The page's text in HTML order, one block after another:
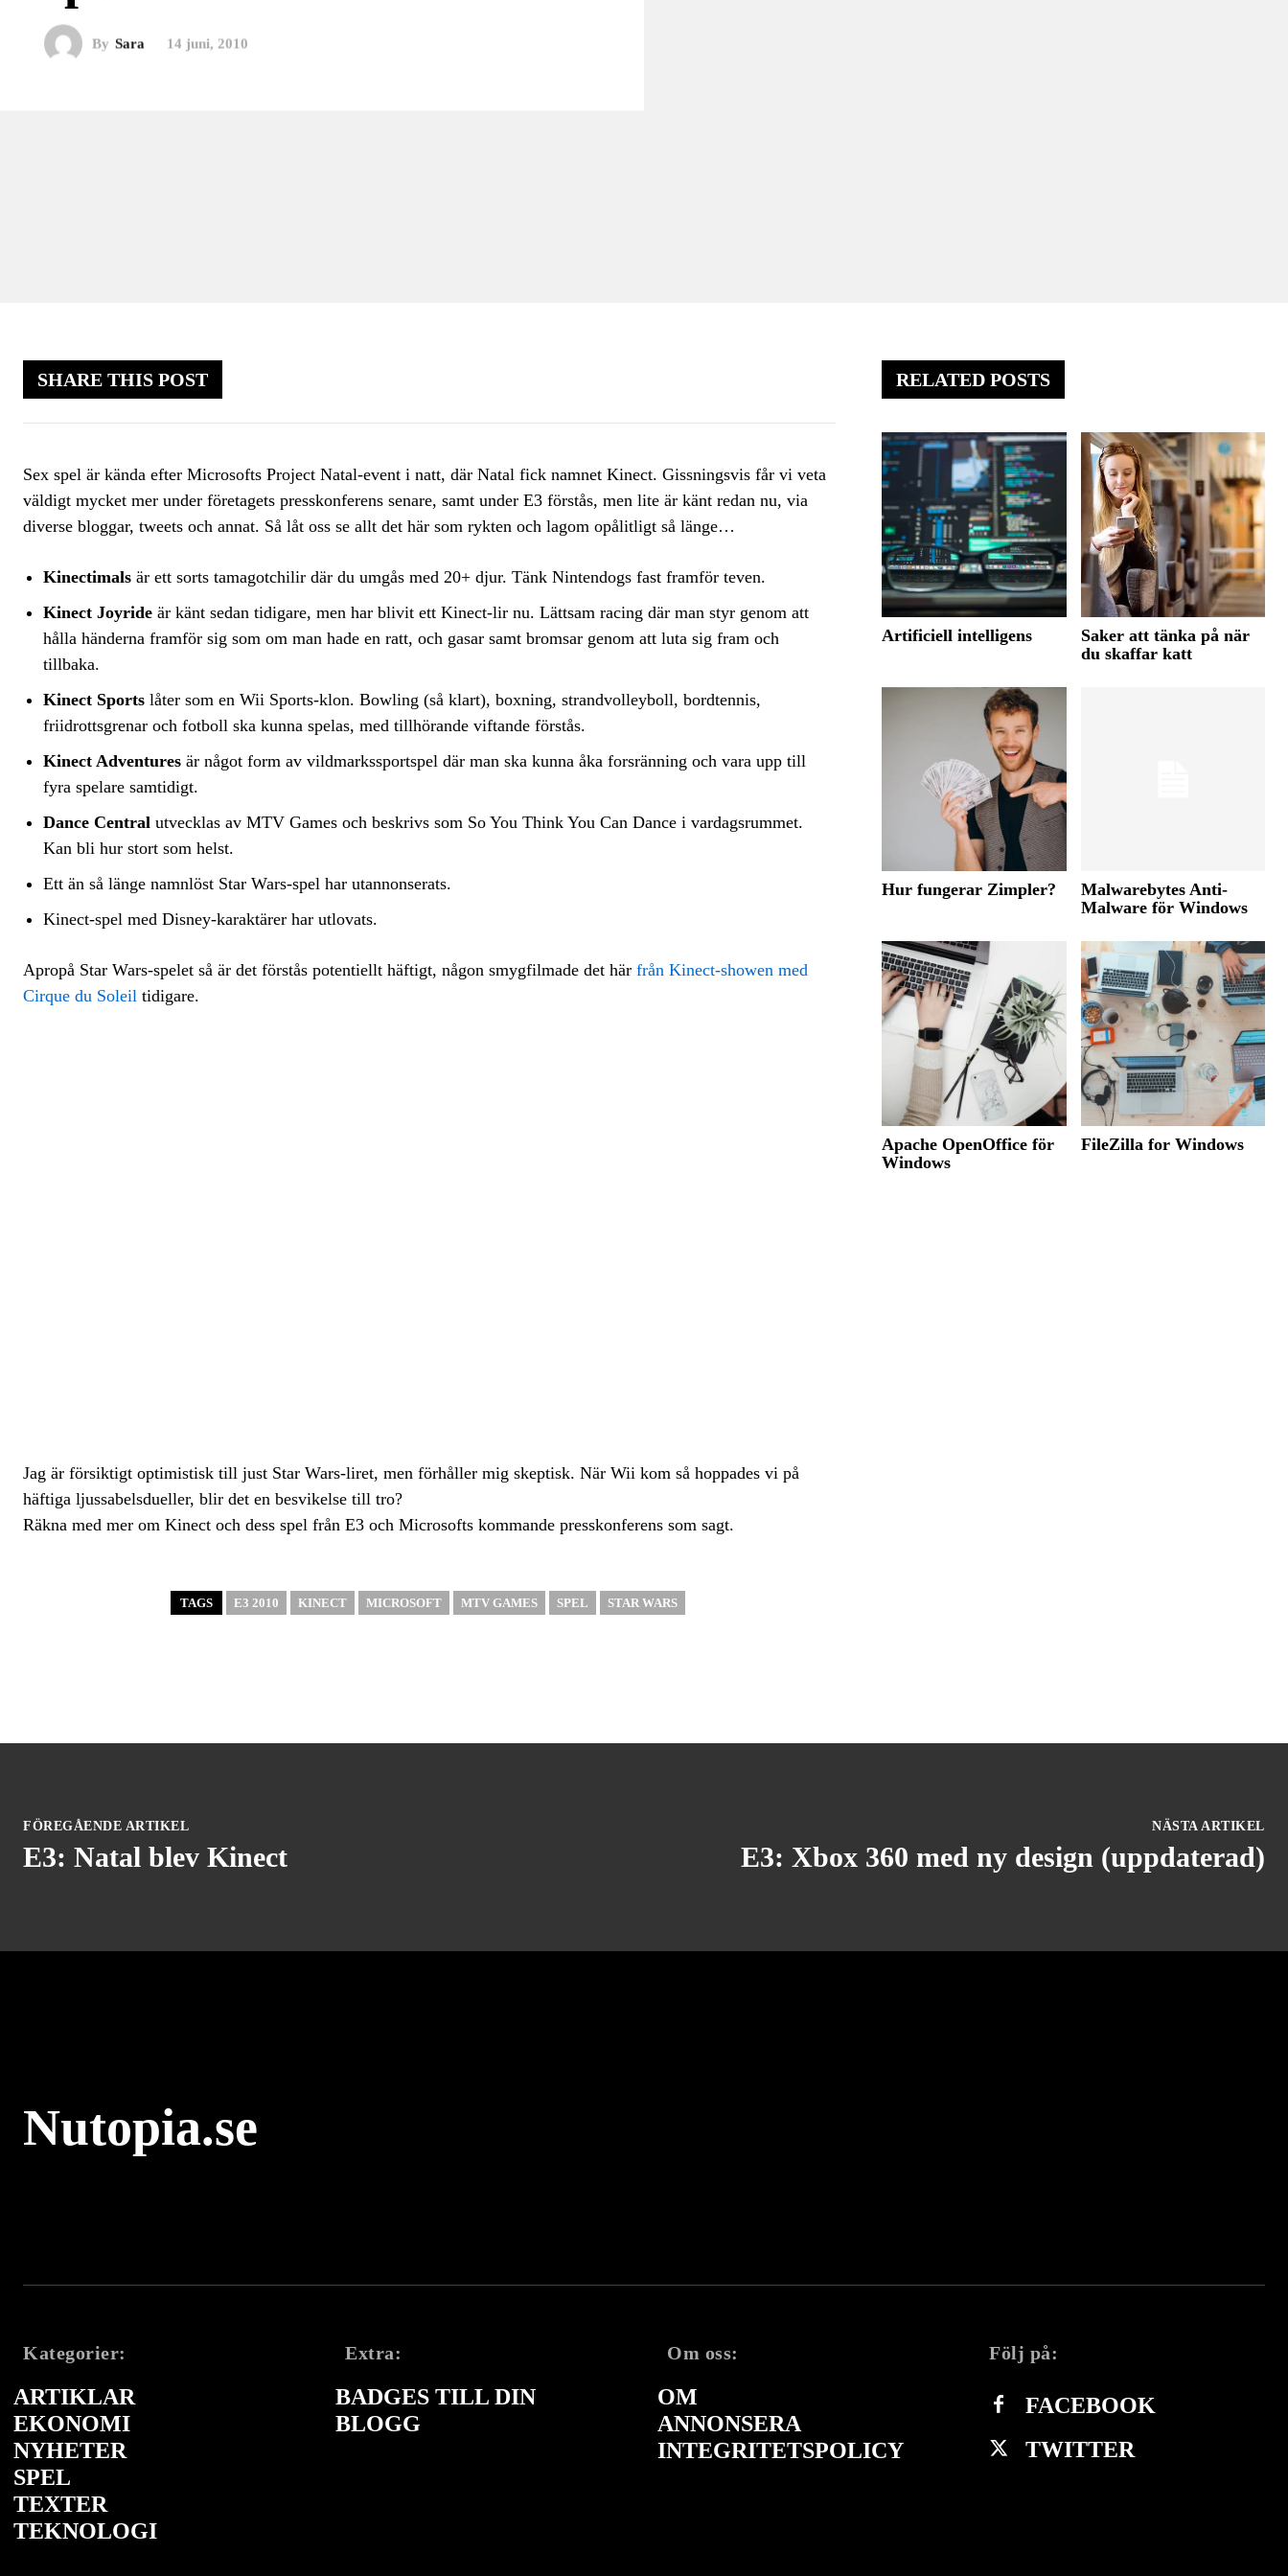
By Sara 14 juni, 2010
SHARE THIS POST
Sex spel är kända efter Microsofts Project Natal-event i natt, där Natal fick namnet Kinect. Gissningsvis får vi veta
väldigt mycket mer under företagets presskonferens senare, samt under E3 förstås, men lite är känt redan nu, via
diverse bloggar, tweets och annat. Så låt oss se allt det här som rykten och lagom opålitligt så länge…
Kinectimals är ett sorts tamagotchilir där du umgås med 20+ djur. Tänk Nintendogs fast framför teven.
Kinect Joyride är känt sedan tidigare, men har blivit ett Kinect-lir nu. Lättsam racing där man styr genom att
hålla händerna framför sig som om man hade en ratt, och gasar samt bromsar genom att luta sig fram och
tillbaka.
Kinect Sports låter som en Wii Sports-klon. Bowling (så klart), boxning, strandvolleyboll, bordtennis,
friidrottsgrenar och fotboll ska kunna spelas, med tillhörande viftande förstås.
Kinect Adventures är något form av vildmarkssportspel där man ska kunna åka forsränning och vara upp till
fyra spelare samtidigt.
Dance Central utvecklas av MTV Games och beskrivs som So You Think You Can Dance i vardagsrummet.
Kan bli hur stort som helst.
Ett än så länge namnlöst Star Wars-spel har utannonserats.
Kinect-spel med Disney-karaktärer har utlovats.
Apropå Star Wars-spelet så är det förstås potentiellt häftigt, någon smygfilmade det här från Kinect-showen med
Cirque du Soleil tidigare.
Jag är försiktigt optimistisk till just Star Wars-liret, men förhåller mig skeptisk. När Wii kom så hoppades vi på
häftiga ljussabelsdueller, blir det en besvikelse till tro?
Räkna med mer om Kinect och dess spel från E3 och Microsofts kommande presskonferens som sagt.
TAGS E3 2010 KINECT MICROSOFT MTV GAMES SPEL STAR WARS
RELATED POSTS
Artificiell intelligens
Saker att tänka på när
du skaffar katt
Hur fungerar Zimpler?
Malwarebytes Anti-
Malware för Windows
Apache OpenOffice för
Windows
FileZilla for Windows
FÖREGÅENDE ARTIKEL
E3: Natal blev Kinect
NÄSTA ARTIKEL
E3: Xbox 360 med ny design (uppdaterad)
Nutopia.se
Kategorier:
ARTIKLAR
EKONOMI
NYHETER
SPEL
TEXTER
TEKNOLOGI
Extra:
BADGES TILL DIN
BLOGG
Om oss:
OM
ANNONSERA
INTEGRITETSPOLICY
Följ på:
FACEBOOK
TWITTER